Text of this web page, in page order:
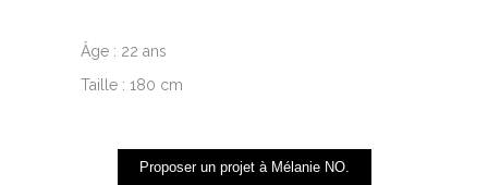
Âge : 22 ans
Taille : 180 cm
Proposer un projet à Mélanie NO.